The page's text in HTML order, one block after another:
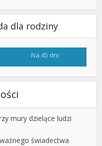
dla rodziny
Na 45 dni
mury dzielące ludzi
świadectwa